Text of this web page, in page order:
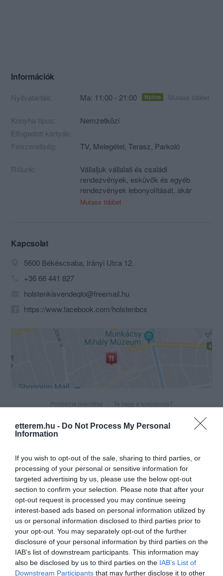
etterem.hu - Do Not Process My Personal
Information
If you wish to opt-out of the sale, sharing to third parties, or
processing of your personal or sensitive information for
targeted advertising by us, please use the below opt-out
section to confirm your selection. Please note that after your
opt-out request is processed you may continue seeing
interest-based ads based on personal information utilized by
us or personal information disclosed to third parties prior to
your opt-out. You may separately opt-out of the further
disclosure of your personal information by third parties on the
IAB’s list of downstream participants. This information may
also be disclosed by us to third parties on the IAB’s List of
Downstream Participants that may further disclose it to other
Információk
Nyitvatartás: Ma: 11:00 - 21:00 Nyitva Mutass többet
Konyha típus:
Nemzetközi
Elfogadott kártyák:
Felszereltség:
TV, Melegétel, Terasz, Parkoló
Rólunk:
Vállaljuk vállalati és családi
rendezvények, esküvők és egyéb
rendezvények lebonyolítását, akár
kiszállítással is. Hétköznap délben
Mutass többet
Kapcsolat
5600 Békéscsaba, Irányi Utca 12.
+36 66 441 827
holstenkisvendeglo@freemail.hu
https://www.facebook.com/holstenbcs
Probléma jelentése Te vagy a tulajdonos?